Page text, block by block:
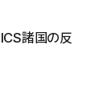
諸国の反